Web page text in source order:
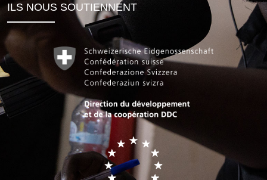
ILS NOUS SOUTIENNENT